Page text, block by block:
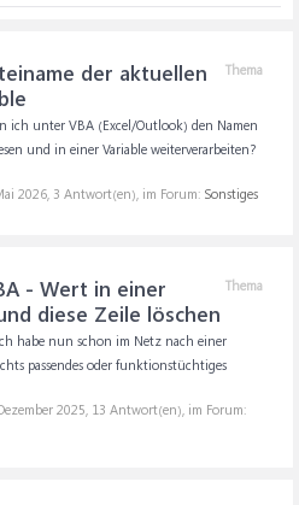
Thema
der aktuellen
ich unter VBA (Excel/Outlook) den Namen
und in einer Variable weiterverarbeiten?
2026 , 3 Antwort(en), im Forum: Sonstiges
Thema
- Wert in einer
diese Zeile löschen
habe nun schon im Netz nach einer
passendes oder funktionstüchtiges
2025 , 13 Antwort(en), im Forum: